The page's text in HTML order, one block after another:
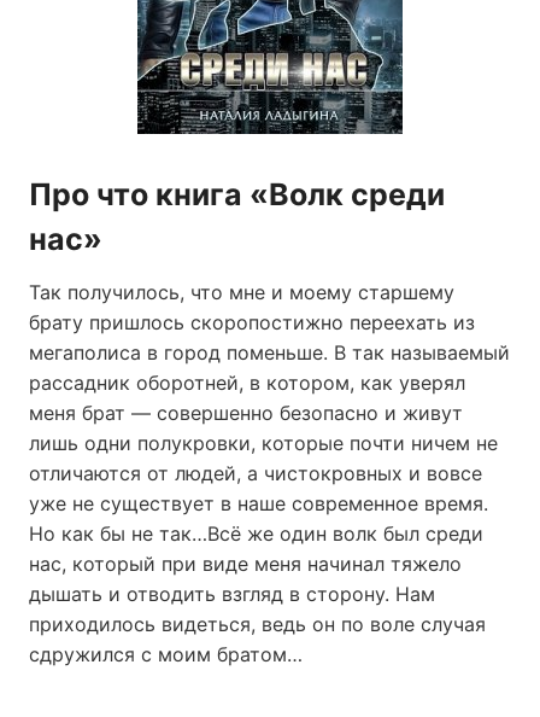
Про что книга «Волк среди
нас»
Так получилось, что мне и моему старшему
брату пришлось скоропостижно переехать из
мегаполиса в город поменьше. В так называемый
рассадник оборотней, в котором, как уверял
меня брат — совершенно безопасно и живут
лишь одни полукровки, которые почти ничем не
отличаются от людей, а чистокровных и вовсе
уже не существует в наше современное время.
Но как бы не так…Всё же один волк был среди
нас, который при виде меня начинал тяжело
дышать и отводить взгляд в сторону. Нам
приходилось видеться, ведь он по воле случая
сдружился с моим братом…